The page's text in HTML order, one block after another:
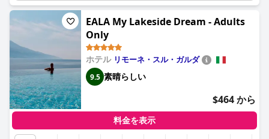
す。
要するに、ホテル メアンドロ - レイク ビューは、素晴らしいロケ
ーション、美味しい食事、快適な宿泊施設、卓越したスタッフ、
そして手入れの行き届いた施設で、思い出に残る快適な滞在を保
証する、のどかな隠れ家を提供します。
EALA My Lakeside Dream - Adults
Only
ホテル リモーネ・スル・ガルダ
9.5 素晴らしい
$464 から
料金を表示